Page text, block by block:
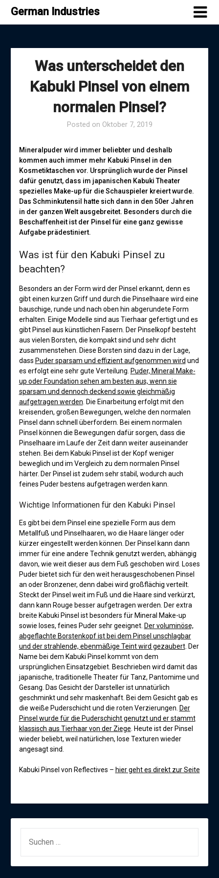
SkipGerman Industries
Was unterscheidet den
Kabuki Pinsel von einem
normalen Pinsel?
Posted on Oktober 7, 2019
Mineralpuder wird immer beliebter und deshalb
kommen auch immer mehr Kabuki Pinsel in den
Kosmetiktaschen vor. Ursprünglich wurde der Pinsel
dafür genutzt, dass im japanischen Kabuki Theater
spezielles Make-up für die Schauspieler kreiert wurde.
Das Schminkutensil hatte sich dann in den 50er Jahren
in der ganzen Welt ausgebreitet. Besonders durch die
Beschaffenheit ist der Pinsel für eine ganz gewisse
Aufgabe prädestiniert.
Was ist für den Kabuki Pinsel zu
beachten?
Besonders an der Form wird der Pinsel erkannt, denn es
gibt einen kurzen Griff und durch die Pinselhaare wird eine
bauschige, runde und nach oben hin abgerundete Form
erhalten. Einige Modelle sind aus Tierhaar gefertigt und es
gibt Pinsel aus künstlichen Fasern. Der Pinselkopf besteht
aus vielen Borsten, die kompakt sind und sehr dicht
zusammenstehen. Diese Borsten sind dazu in der Lage,
dass Puder sparsam und effizient aufgenommen wird und
es erfolgt eine sehr gute Verteilung. Puder, Mineral Make-
up oder Foundation sehen am besten aus, wenn sie
sparsam und dennoch deckend sowie gleichmäßig
aufgetragen werden . Die Einarbeitung erfolgt mit den
kreisenden, großen Bewegungen, welche den normalen
Pinsel dann schnell überfordern. Bei einem normalen
Pinsel können die Bewegungen dafür sorgen, dass die
Pinselhaare im Laufe der Zeit dann weiter auseinander
stehen. Bei dem Kabuki Pinsel ist der Kopf weniger
beweglich und im Vergleich zu dem normalen Pinsel
härter. Der Pinsel ist zudem sehr stabil, wodurch auch
feines Puder bestens aufgetragen werden kann.
Wichtige Informationen für den Kabuki Pinsel
Es gibt bei dem Pinsel eine spezielle Form aus dem
Metallfuß und Pinselhaaren, wo die Haare länger oder
kürzer eingestellt werden können. Der Pinsel kann dann
immer für eine andere Technik genutzt werden, abhängig
davon, wie weit dieser aus dem Fuß geschoben wird. Loses
Puder bietet sich für den weit herausgeschobenen Pinsel
an oder Bronzener, denn dabei wird großflächig verteilt.
Steckt der Pinsel weit im Fuß und die Haare sind verkürzt,
dann kann Rouge besser aufgetragen werden. Der extra
breite Kabuki Pinsel ist besonders für Mineral Make-up
sowie loses, feines Puder sehr geeignet. Der voluminöse,
abgeflachte Borstenkopf ist bei dem Pinsel unschlagbar
und der strahlende, ebenmäßige Teint wird gezaubert. Der
Name bei dem Kabuki Pinsel kommt von dem
ursprünglichen Einsatzgebiet. Beschrieben wird damit das
japanische, traditionelle Theater für Tanz, Pantomime und
Gesang. Das Gesicht der Darsteller ist unnatürlich
geschminkt und sehr maskenhaft. Bei dem Gesicht gab es
die weiße Puderschicht und die roten Verzierungen. Der
Pinsel wurde für die Puderschicht genutzt und er stammt
klassisch aus Tierhaar von der Ziege . Heute ist der Pinsel
wieder beliebt, weil natürlichen, lose Texturen wieder
angesagt sind.
Kabuki Pinsel von Reflectives – hier geht es direkt zur Seite
NACH: